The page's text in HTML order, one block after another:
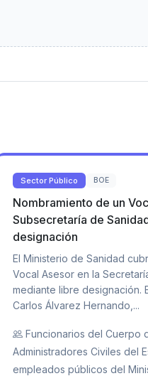
Sector Público BOE
Nombramiento de un
Subsecretaría de
designación
El Ministerio de Sanidad
Vocal Asesor en la
mediante libre designación.
Carlos Álvarez Hernando,...
Funcionarios del Cuerpo
Administradores Civiles del
empleados públicos del